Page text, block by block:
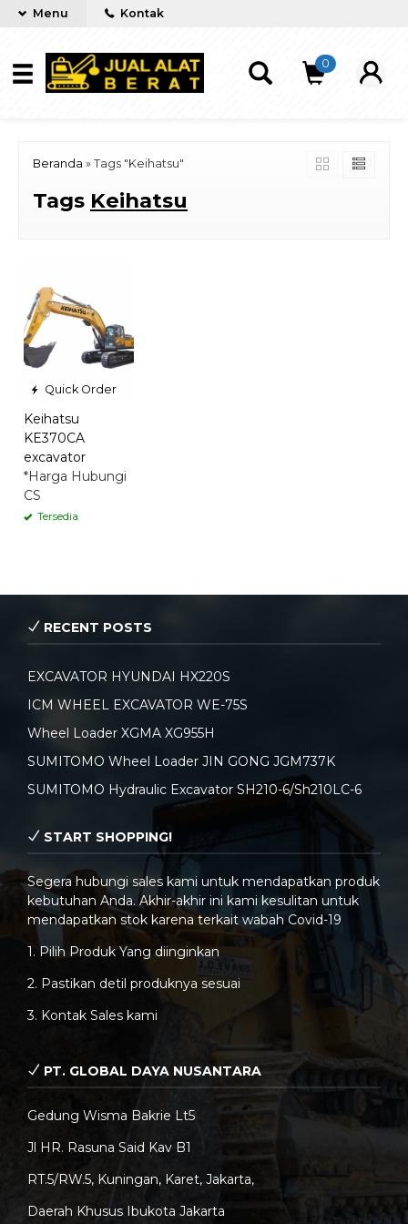
Menu Kontak
0
Beranda » Tags "Keihatsu"
Tags Keihatsu
Quick Order
Keihatsu
KE370CA
excavator
*Harga Hubungi
CS
Tersedia
RECENT POSTS
EXCAVATOR HYUNDAI HX220S
ICM WHEEL EXCAVATOR WE-75S
Wheel Loader XGMA XG955H
SUMITOMO Wheel Loader JIN GONG JGM737K
SUMITOMO Hydraulic Excavator SH210-6/Sh210LC-6
START SHOPPING!
Segera hubungi sales kami untuk mendapatkan produk
kebutuhan Anda. Akhir-akhir ini kami kesulitan untuk
mendapatkan stok karena terkait wabah Covid-19
1. Pilih Produk Yang diinginkan
2. Pastikan detil produknya sesuai
3. Kontak Sales kami
PT. GLOBAL DAYA NUSANTARA
Gedung Wisma Bakrie Lt5
Jl HR. Rasuna Said Kav B1
RT.5/RW.5, Kuningan, Karet, Jakarta,
Daerah Khusus Ibukota Jakarta